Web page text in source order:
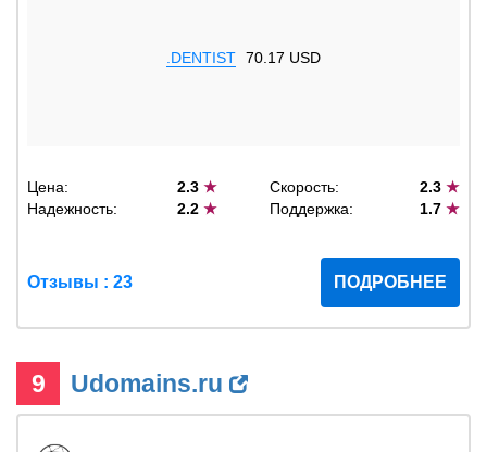
.DENTIST 70.17 USD
Цена: 2.3★ Скорость: 2.3 ★
Надежность:
2.2★ Поддержка: 1.7 ★
Отзывы : 23 ПОДРОБНЕЕ
9 Udomains.ru